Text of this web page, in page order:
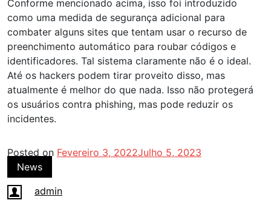
Conforme mencionado acima, isso foi introduzido
como uma medida de segurança adicional para
combater alguns sites que tentam usar o recurso de
preenchimento automático para roubar códigos e
identificadores. Tal sistema claramente não é o ideal.
Até os hackers podem tirar proveito disso, mas
atualmente é melhor do que nada. Isso não protegerá
os usuários contra phishing, mas pode reduzir os
incidentes.
Posted on Fevereiro 3, 2022Julho 5, 2023
News
admin